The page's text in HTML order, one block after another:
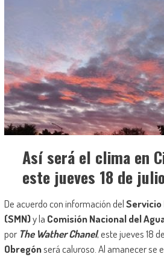
Así será el clima en
este jueves 18 de
De acuerdo con información delServicio
(SMN)y la Comisión Nacional del
por The Wather Chanel, este jueves 18
Obregónserá caluroso. Al amanecer se